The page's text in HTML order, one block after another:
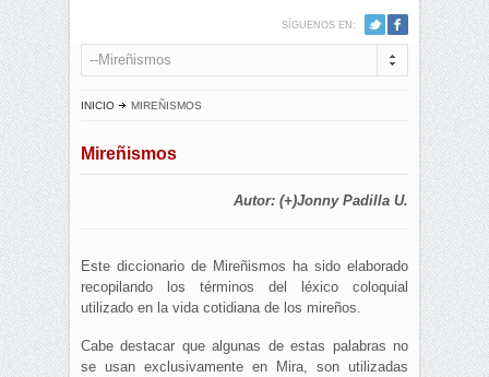
SÍGUENOS EN:
--Mireñismos
INICIO MIREÑISMOS
Mireñismos
Autor: (+)Jonny Padilla U.
Este diccionario de Mireñismos ha sido elaborado
recopilando los términos del léxico coloquial
utilizado en la vida cotidiana de los mireños.
Cabe destacar que algunas de estas palabras no
se usan exclusivamente en Mira, son utilizadas